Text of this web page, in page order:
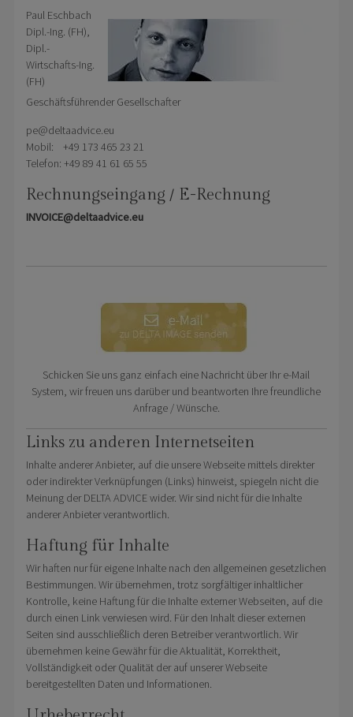
Paul Eschbach
Dipl.-Ing. (FH),
Dipl.-
Wirtschafts-Ing.
(FH)
Geschäftsführender Gesellschafter
pe@deltaadvice.eu
Mobil: +49 173 465 23 21
Telefon: +49 89 41 61 65 55
Rechnungseingang / E-Rechnung
INVOICE@deltaadvice.eu
Schicken Sie uns ganz einfach eine Nachricht über Ihr e-Mail
System, wir freuen uns darüber und beantworten Ihre freundliche
Anfrage / Wünsche.
Links zu anderen Internetseiten
Inhalte anderer Anbieter, auf die unsere Webseite mittels direkter
oder indirekter Verknüpfungen (Links) hinweist, spiegeln nicht die
Meinung der DELTA ADVICE wider. Wir sind nicht für die Inhalte
anderer Anbieter verantwortlich.
Haftung für Inhalte
Wir haften nur für eigene Inhalte nach den allgemeinen gesetzlichen
Bestimmungen. Wir übernehmen, trotz sorgfältiger inhaltlicher
Kontrolle, keine Haftung für die Inhalte externer Webseiten, auf die
durch einen Link verwiesen wird. Für den Inhalt dieser externen
Seiten sind ausschließlich deren Betreiber verantwortlich. Wir
übernehmen keine Gewähr für die Aktualität, Korrektheit,
Vollständigkeit oder Qualität der auf unserer Webseite
bereitgestellten Daten und Informationen.